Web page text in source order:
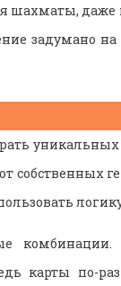
шахматы,
задумано на
собственных
комбинации.
карты по-